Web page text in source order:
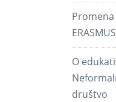
O
društvo